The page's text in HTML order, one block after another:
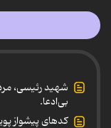
شهید رئیسی،
بی‌ادعا.
کدهای پیشواز